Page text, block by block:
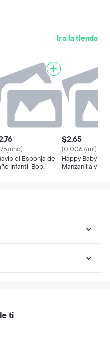
Ir a la tienda
und)
Esponja de
Infantil Bob
$2,65
(0.0067/ml)
Happy Baby
Manzanilla y
ti